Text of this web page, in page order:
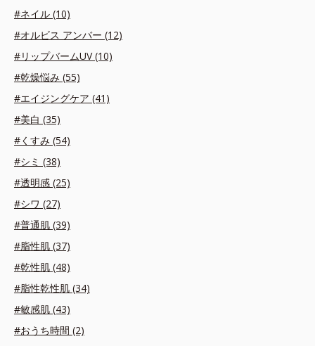
#ネイル (10)
#オルビス アンバー (12)
#リップバームUV (10)
#乾燥悩み (55)
#エイジングケア (41)
#美白 (35)
#くすみ (54)
#シミ (38)
#透明感 (25)
#シワ (27)
#普通肌 (39)
#脂性肌 (37)
#乾性肌 (48)
#脂性乾性肌 (34)
#敏感肌 (43)
#おうち時間 (2)